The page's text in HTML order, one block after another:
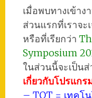
เมื่อพบทางเข้า
ส่วนแรกที่เราจะ
หรือที่เรียกว่า
Symposium
ในส่วนนี้จะเป็น
เกี่ยวกับโปรแกร
– TOT = เทคโ